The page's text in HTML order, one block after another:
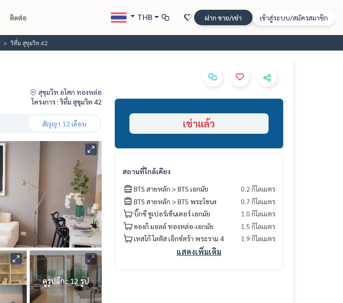
ติดต่อ THB ฝาก ขาย/เช่า เข้าสู่ระบบ/สมัครสมาชิก
ริทึ่ม สุขุมวิท 42
สุขุมวิท อโศก ทองหล่อ
โครงการ : ริทึ่ม สุขุมวิท 42
สัญญา 12 เดือน
ดูรูปอีก : 12 รูป
เช่าแล้ว
สถานที่ใกล้เคียง
BTS สายหลัก > BTS เอกมัย
0.2 กิโลเมตร
BTS สายหลัก > BTS พระโขนง
0.7 กิโลเมตร
บิ๊กซี ซูเปอร์เซ็นเตอร์ เอกมัย
1.0 กิโลเมตร
ดองกิ มอลล์ ทองหล่อ-เอกมัย
1.5 กิโลเมตร
เทสโก้ โลตัส เอ็กซ์ตร้า พระราม 4
1.9 กิโลเมตร
แสดงเพิ่มเติม